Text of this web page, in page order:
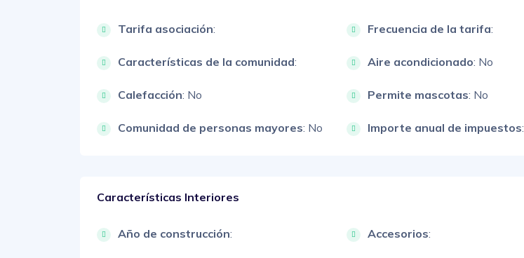
Tarifa asociación: Frecuencia de la tarifa:
Características de la comunidad: Aire acondicionado: No
Calefacción: No Permite mascotas: No
Comunidad de personas mayores: No Importe anual de impuestos:
Características Interiores
Año de construcción: Accesorios: